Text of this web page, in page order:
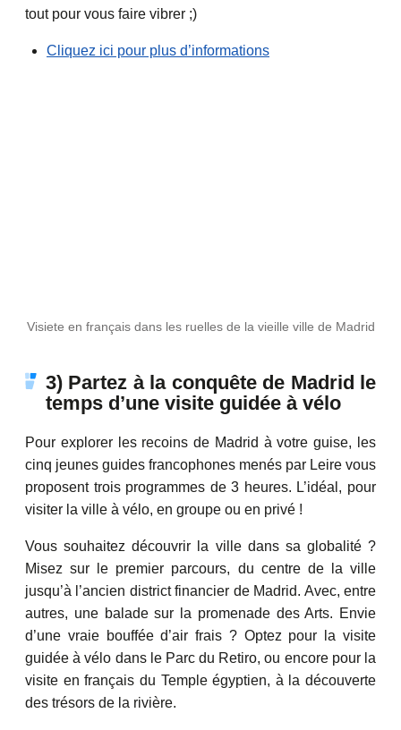
tout pour vous faire vibrer ;)
Cliquez ici pour plus d’informations
Visiete en français dans les ruelles de la vieille ville de Madrid
3) Partez à la conquête de Madrid le
temps d’une visite guidée à vélo
Pour explorer les recoins de Madrid à votre guise, les
cinq jeunes guides francophones menés par Leire vous
proposent trois programmes de 3 heures. L’idéal, pour
visiter la ville à vélo, en groupe ou en privé !
Vous souhaitez découvrir la ville dans sa globalité ?
Misez sur le premier parcours, du centre de la ville
jusqu’à l’ancien district financier de Madrid. Avec, entre
autres, une balade sur la promenade des Arts. Envie
d’une vraie bouffée d’air frais ? Optez pour la visite
guidée à vélo dans le Parc du Retiro, ou encore pour la
visite en français du Temple égyptien, à la découverte
des trésors de la rivière.